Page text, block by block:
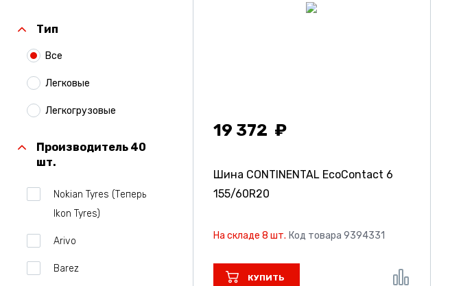
Тип
Все
Легковые
Легкогрузовые
Производитель 40
шт.
Nokian Tyres (Теперь
Ikon Tyres)
Arivo
Barez
19 372
Шина CONTINENTAL EcoContact 6
155/60R20
На складе 8 шт. Код товара 9394331
КУПИТЬ